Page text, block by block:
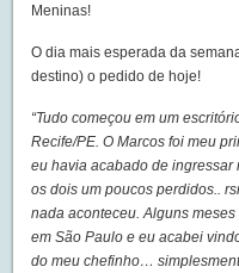
Meninas!
O dia mais esperada da
destino) o pedido de hoje!
“Tudo começou em um
Recife/PE. O Marcos foi meu
eu havia acabado de ingressar
os dois um poucos perdidos..
nada aconteceu. Alguns
em São Paulo e eu acabei
do meu chefinho…